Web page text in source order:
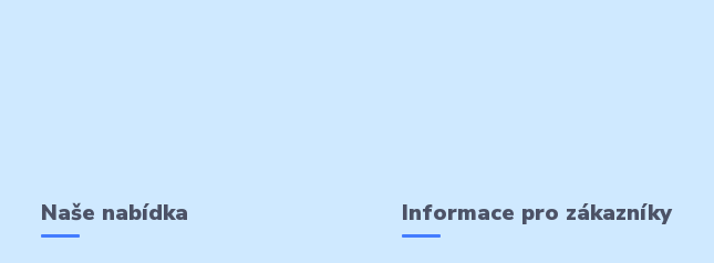
Naše nabídka Informace pro zákazníky